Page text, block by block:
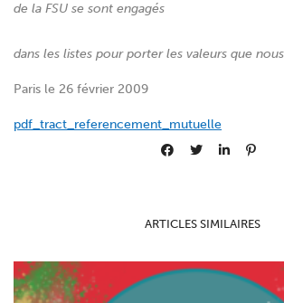
de la FSU se sont engagés
dans les listes pour porter les valeurs que
Paris le 26 février 2009
pdf_tract_referencement_mutuelle
ARTICLES SIMILAIRES